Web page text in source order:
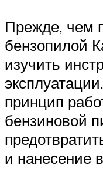
Прежде, чем
бензопилой
изучить
принцип
бензиновой
и нанесение